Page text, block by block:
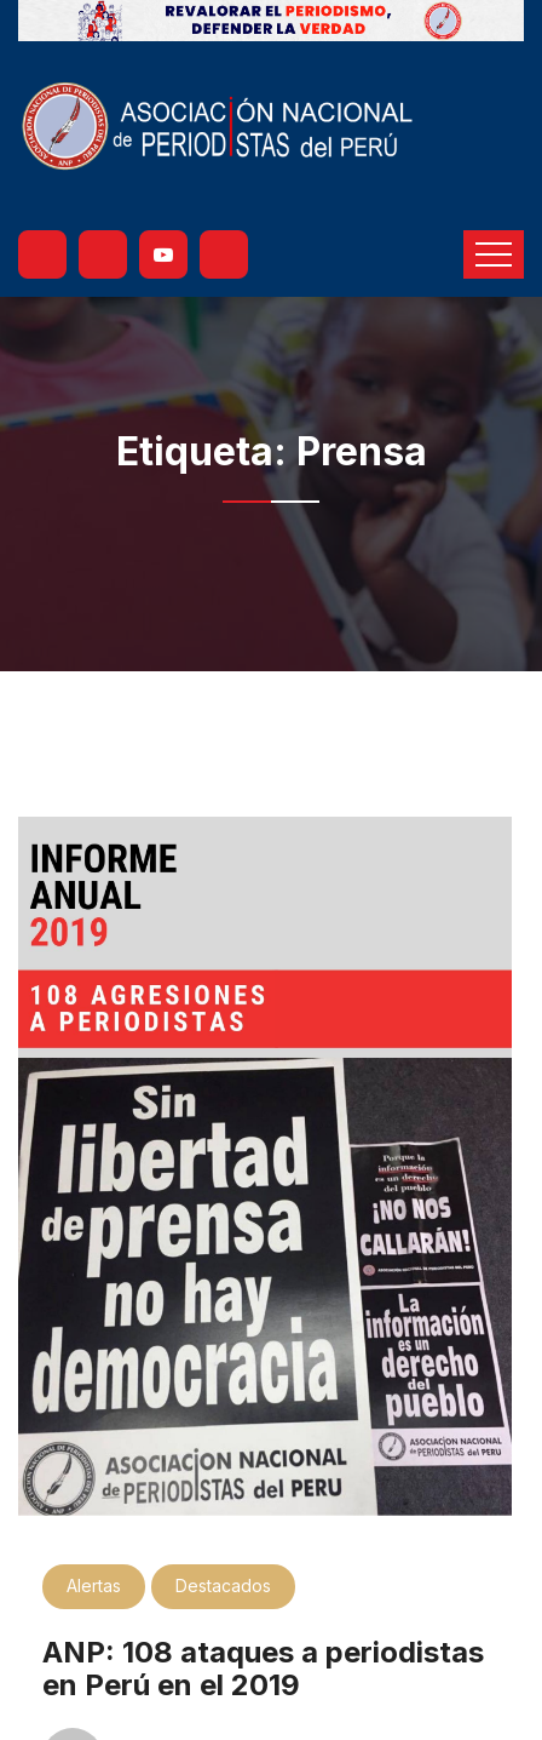
Etiqueta: Prensa
Alertas Destacados
ANP: 108 ataques a periodistas
en Perú en el 2019